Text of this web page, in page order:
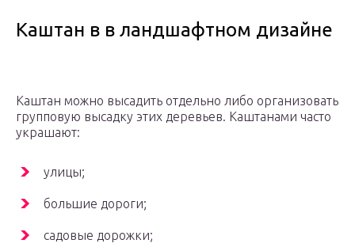
Каштан в в ландшафтном дизайне
Каштан можно высадить отдельно либо организовать
групповую высадку этих деревьев. Каштанами часто
украшают:
улицы;
большие дороги;
садовые дорожки;